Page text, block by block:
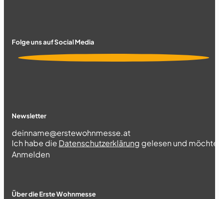
Folge uns auf Social Media
Newsletter
Section
Ich habe die Datenschutzerklärung gelesen und
Abschnitt
Anmelden
Über die Erste Wohnmesse